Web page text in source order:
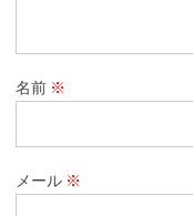
名前 ※
メール ※